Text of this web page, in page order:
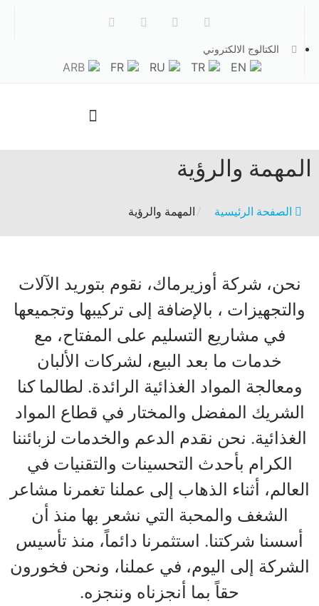
الكتالوج الالكتروني
المهمة والرؤية
الصفحة الرئيسية / المهمة والرؤية
نحن، شركة أوزيرماك، نقوم بتوريد الآلات
والتجهيزات ، بالإضافة إلى تركيبها وتجميعها
في مشاريع التسليم على المفتاح، مع
خدمات ما بعد البيع، لشركات الألبان
ومعالجة المواد الغذائية الرائدة. لطالما كنا
الشريك المفضل والمختار في قطاع المواد
الغذائية. نحن نقدم الدعم والخدمات لزبائننا
الكرام بأحدث التحسينات والتقنيات في
العالم، أثناء الذهاب إلى عملنا تغمرنا مشاعر
الشغف والمحبة التي نشعر بها منذ أن
أسسنا شركتنا. استثمرنا دائماً، منذ تأسيس
الشركة إلى اليوم، في عملنا، ونحن فخورون
حقاً بما أنجزناه وننجزه.